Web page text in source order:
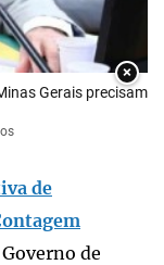
×
Gerais precisam
de
de